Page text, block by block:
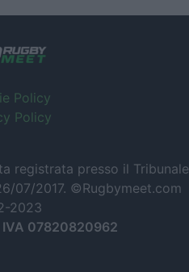
Policy
Policy
registrata presso il Tribunale
07/2017. ©Rugbymeet.com
2023
IVA 07820820962